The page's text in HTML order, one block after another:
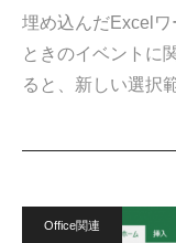
埋め込んだExcel
ときのイベントに
ると、新しい選択
Office関連